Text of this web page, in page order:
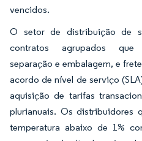
vencidos.
O setor de distribuição de
contratos agrupados que
separação e embalagem, e
acordo de nível de serviço
aquisição de tarifas
plurianuais. Os distribuidores
temperatura abaixo de 1%